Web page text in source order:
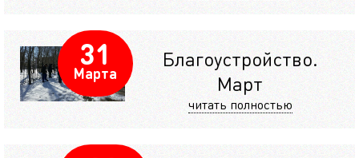
31
Марта
Благоустройство.
Март
читать полностью